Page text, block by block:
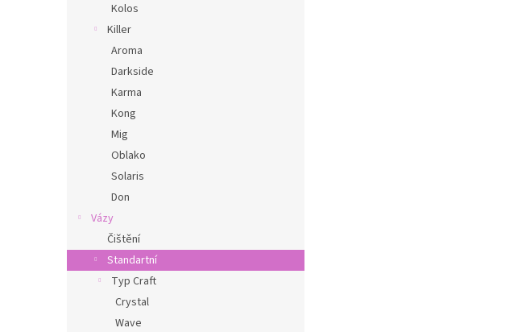
Kolos
Killer
Aroma
Darkside
Karma
Kong
Mig
Oblako
Solaris
Don
Vázy
Čištění
Standartní
Typ Craft
Crystal
Wave